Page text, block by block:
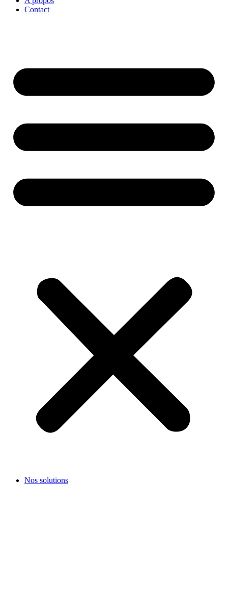
Contact
Nos solutions